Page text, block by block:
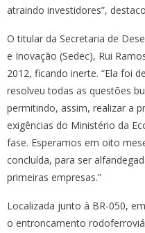
atraindo investidores”,
O titular da Secretaria de
e Inovação (Sedec), Rui
2012, ficando inerte. “Ela foi
resolveu todas as questões
permitindo, assim, realizar a
exigências do Ministério da
fase. Esperamos em oito
concluída, para ser
primeiras empresas.”
Localizada junto à BR-050,
o entroncamento